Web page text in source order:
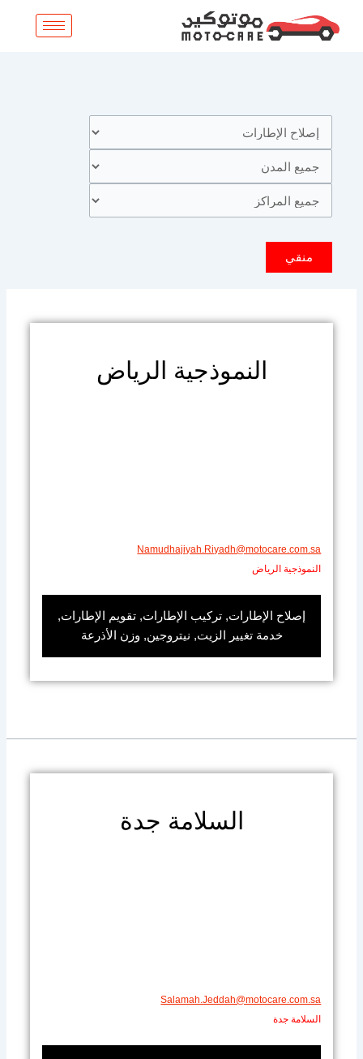
النموذجية الرياض
​​Namudhajiyah.Riyadh@motocare.com.sa​
النموذجية الرياض
إصلاح الإطارات, تركيب الإطارات, تقويم الإطارات,
خدمة تغيير الزيت, نيتروجين, وزن الأذرعة
السلامة جدة
​​Salamah.Jeddah@motocare.com.sa​
السلامة جدة